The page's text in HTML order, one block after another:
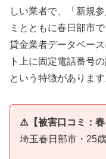
しい業者で、「新規
ミとともに春日部市
貸金業者データベー
ト上に固定電話番号
という特徴があります
⚠️【被害口コミ：春
埼玉春日部市・25